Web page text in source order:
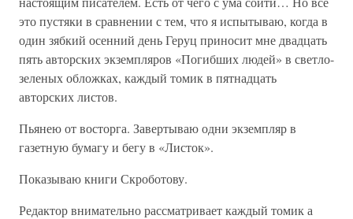
это пустяки в сравнении с тем, что я испытываю, когда в
один зябкий осенний день Геруц приносит мне двадцать
пять авторских экземпляров «Погибших людей» в светло-
зеленых обложках, каждый томик в пятнадцать
авторских листов.
Пьянею от восторга. Завертываю одни экземпляр в
газетную бумагу и бегу в «Листок».
Показываю книги Скроботову.
Редактор внимательно рассматривает каждый томик а